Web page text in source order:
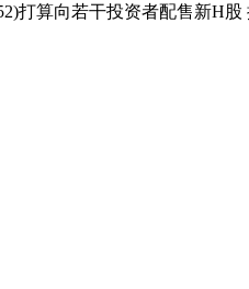
打算向若干投资者配售新H